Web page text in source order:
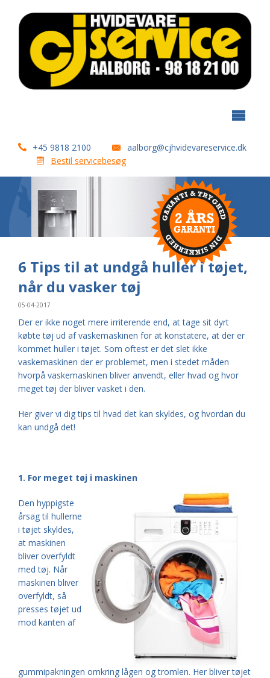
+45 9818 2100
aalborg@cjhvidevareservice.dk
Bestil servicebesøg
6 Tips til at undgå huller i tøjet,
når du vasker tøj
05-04-2017
Der er ikke noget mere irriterende end, at tage sit dyrt
købte tøj ud af vaskemaskinen for at konstatere, at der er
kommet huller i tøjet. Som oftest er det slet ikke
vaskemaskinen der er problemet, men i stedet måden
hvorpå vaskemaskinen bliver anvendt, eller hvad og hvor
meget tøj der bliver vasket i den.
Her giver vi dig tips til hvad det kan skyldes, og hvordan du
kan undgå det!
1. For meget tøj i maskinen
Den hyppigste
årsag til hullerne
i tøjet skyldes,
at maskinen
bliver overfyldt
med tøj. Når
maskinen bliver
overfyldt, så
presses tøjet ud
mod kanten af
gummipakningen omkring lågen og tromlen. Her bliver tøjet